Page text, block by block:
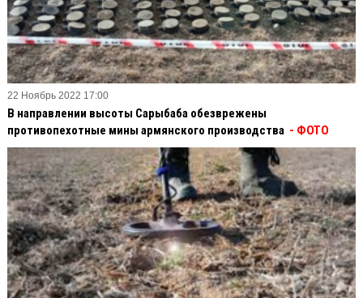
22 Ноябрь 2022 17:00
В направлении высоты Сарыбаба обезврежены
противопехотные мины армянского производства - ФОТО